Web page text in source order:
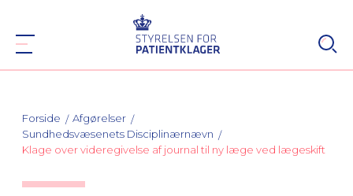
Forside
Afgørelser
Sundhedsvæsenets Disciplinærnævn
Klage over videregivelse af journal til ny læge ved lægeskift